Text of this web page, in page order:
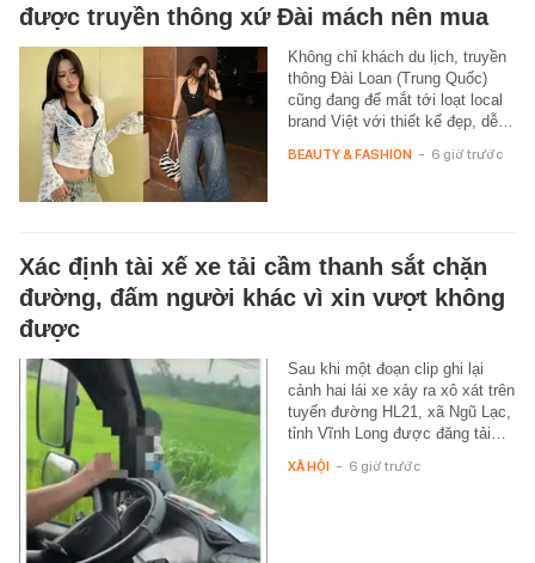
được truyền thông xứ Đài mách nên mua
Không chỉ khách du lịch, truyền
thông Đài Loan (Trung Quốc)
cũng đang để mắt tới loạt local
brand Việt với thiết kế đẹp, dễ…
BEAUTY & FASHION - 6 giờ trước
Xác định tài xế xe tải cầm thanh sắt chặn
đường, đấm người khác vì xin vượt không
được
Sau khi một đoạn clip ghi lại
cảnh hai lái xe xảy ra xô xát trên
tuyến đường HL21, xã Ngũ Lạc,
tỉnh Vĩnh Long được đăng tải…
XÃ HỘI - 6 giờ trước